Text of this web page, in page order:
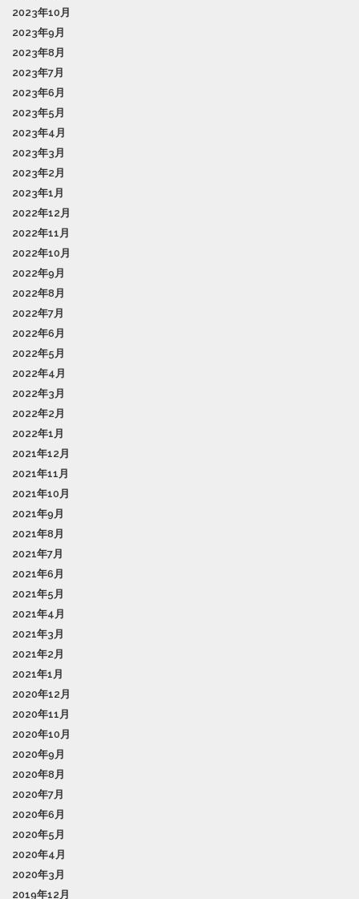
2023年10月
2023年9月
2023年8月
2023年7月
2023年6月
2023年5月
2023年4月
2023年3月
2023年2月
2023年1月
2022年12月
2022年11月
2022年10月
2022年9月
2022年8月
2022年7月
2022年6月
2022年5月
2022年4月
2022年3月
2022年2月
2022年1月
2021年12月
2021年11月
2021年10月
2021年9月
2021年8月
2021年7月
2021年6月
2021年5月
2021年4月
2021年3月
2021年2月
2021年1月
2020年12月
2020年11月
2020年10月
2020年9月
2020年8月
2020年7月
2020年6月
2020年5月
2020年4月
2020年3月
2019年12月